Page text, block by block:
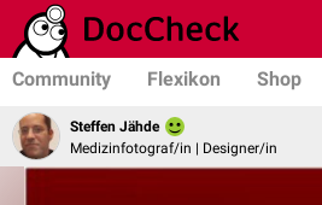
Community Flexikon Shop
Steffen Jähde
Medizinfotograf/in | Designer/in